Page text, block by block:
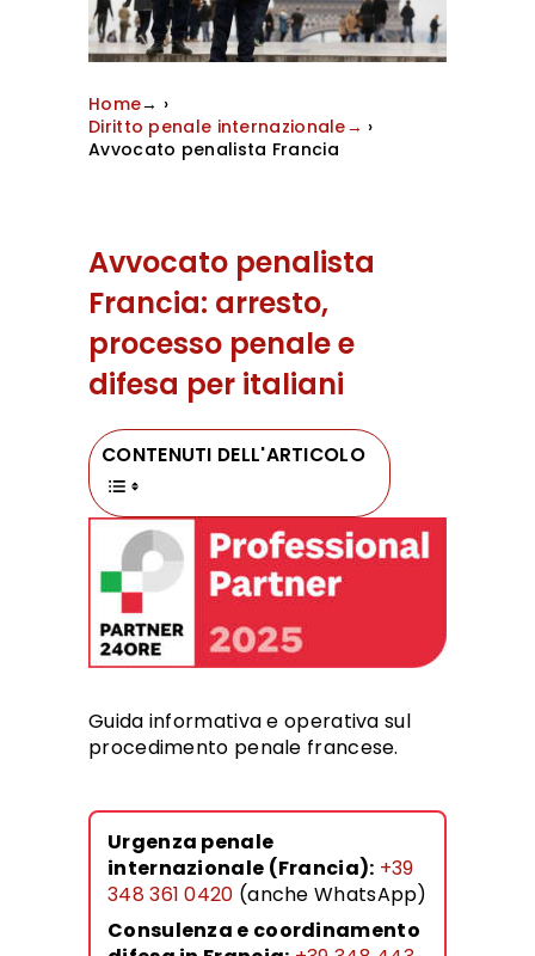
Home→ ›
Diritto penale internazionale→ ›
Avvocato penalista Francia
Avvocato penalista
Francia: arresto,
processo penale e
difesa per italiani
CONTENUTI DELL'ARTICOLO
Guida informativa e operativa sul
procedimento penale francese.
Urgenza penale
internazionale (Francia): +39
348 361 0420 (anche WhatsApp)
Consulenza e coordinamento